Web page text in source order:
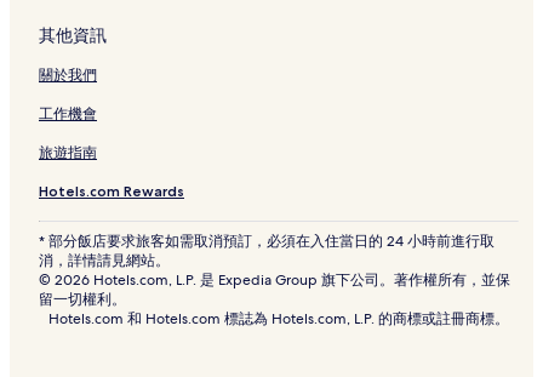
其他資訊
關於我們
工作機會
旅遊指南
Hotels.com Rewards
* 部分飯店要求旅客如需取消預訂，必須在入住當日的 24 小時前進行取
消，詳情請見網站。
© 2026 Hotels.com, L.P. 是 Expedia Group 旗下公司。著作權所有，並保
留一切權利。
Hotels.com 和 Hotels.com 標誌為 Hotels.com, L.P. 的商標或註冊商標。